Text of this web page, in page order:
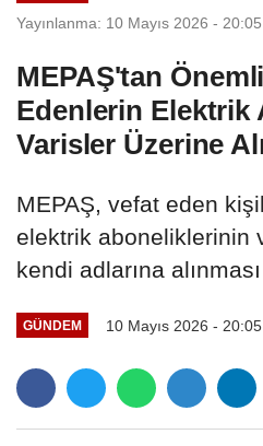
Yayınlanma: 10 Mayıs 2026 - 20:05
MEPAŞ'tan
Edenlerin Elektrik
Varisler Üzerine
MEPAŞ, vefat eden
elektrik aboneliklerinin
kendi adlarına
GÜNDEM 10 Mayıs 2026 - 20:05